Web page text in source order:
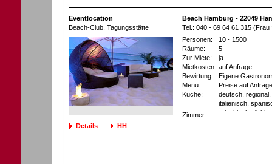
Eventlocation
Beach-Club , Tagungsstätte
Beach Hamburg - 22049
Tel.: 040 - 69 64 61 315 (Frau
Details HH
Personen:
10 - 1500
Räume:
5
Zur Miete:
ja
Mietkosten: auf Anfrage
Bewirtung:
Eigene
Menü:
Preise auf Anfrage
Küche:
deutsch,
italienisch,
griechisch,
Zimmer: -